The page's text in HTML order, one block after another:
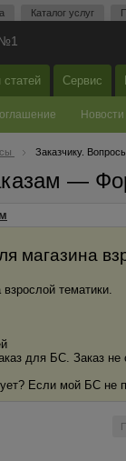
Каталог услуг
статей Сервис
Новости
Заказчику.
—
магазина
тематики.
для БС. Заказ
Если мой БС не